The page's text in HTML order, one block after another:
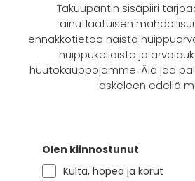
Takuupantin sisäpiiri
ainutlaatuisen
ennakkotietoa näistä
huippukelloista ja
huutokauppojamme. Älä jää
askeleen edellä
Olen kiinnostunut
Kulta, hopea ja korut